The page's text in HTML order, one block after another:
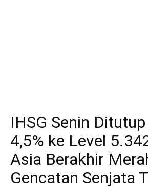
IHSG Senin
4,5% ke Level
Asia Berakhir
Gencatan Senjata